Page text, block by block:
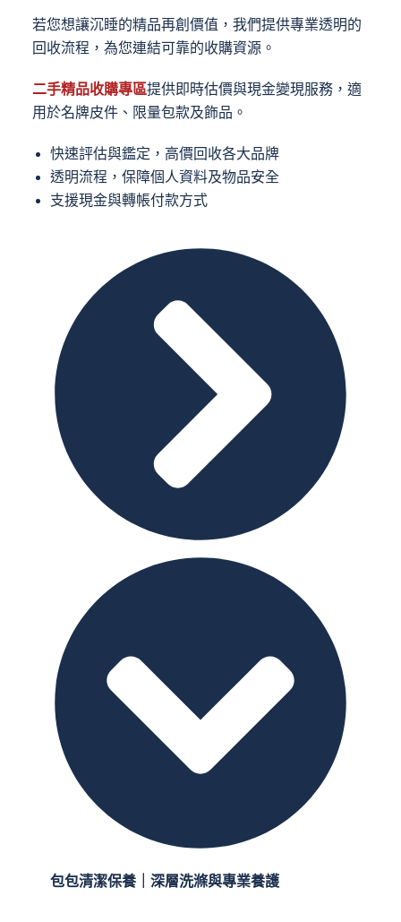
若您想讓沉睡的精品再創價值，我們提供專業透明的
回收流程，為您連結可靠的收購資源。
二手精品收購專區提供即時估價與現金變現服務，適
用於名牌皮件、限量包款及飾品。
快速評估與鑑定，高價回收各大品牌
透明流程，保障個人資料及物品安全
支援現金與轉帳付款方式
包包清潔保養｜深層洗滌與專業養護